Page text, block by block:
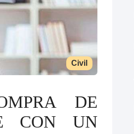
Civil
DE
CON UN